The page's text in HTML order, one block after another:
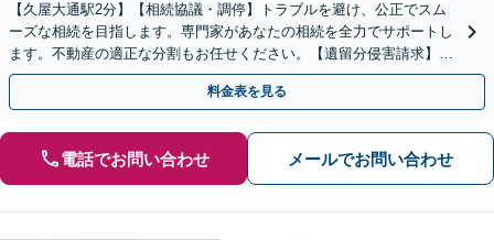
【久屋大通駅2分】【相続協議・調停】トラブルを避け、公正でスム
ーズな相続を目指します。専門家があなたの相続を全力でサポートし
ます。不動産の適正な分割もお任せください。【遺留分侵害請求】
【相続放棄】も対応可能です。
料金表を見る
電話でお問い合わせ メールでお問い合わせ